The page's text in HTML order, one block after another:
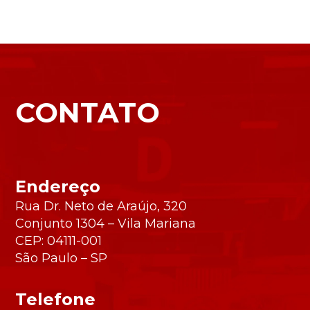
CONTATO
Endereço
Rua Dr. Neto de Araújo, 320
Conjunto 1304 – Vila Mariana
CEP: 04111-001
São Paulo – SP
Telefone